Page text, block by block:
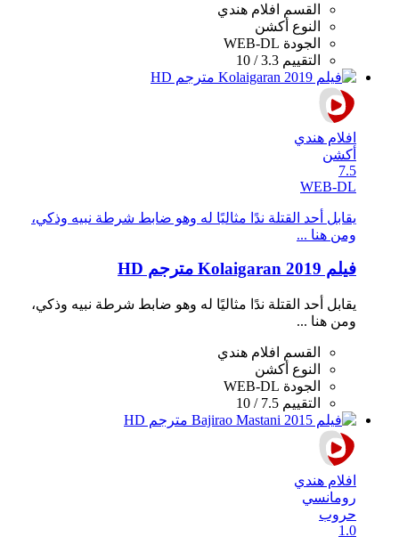
القسم
افلام هندي
النوع أكشن
الجودة WEB-DL
التقييم 3.3 / 10
افلام هندي
أكشن
7.5
WEB-DL
يقابل أحد القتلة ندًا مثاليًا له وهو ضابط شرطة نبيه وذكي،
ومن هنا ...
فيلم Kolaigaran 2019 مترجم HD
يقابل أحد القتلة ندًا مثاليًا له وهو ضابط شرطة نبيه وذكي،
ومن هنا ...
القسم
افلام هندي
النوع أكشن
الجودة WEB-DL
التقييم 7.5 / 10
افلام هندي
رومانسي
حروب
1.0